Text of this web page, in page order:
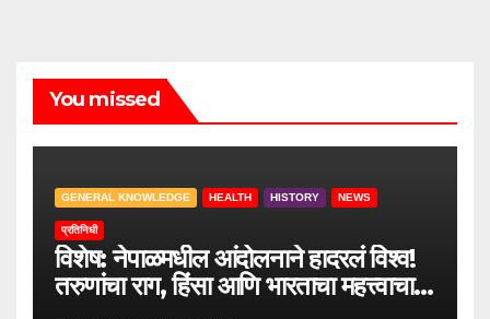
You missed
GENERAL KNOWLEDGE HEALTH HISTORY NEWS
प्रतिनिधी
विशेष: नेपाळमधील आंदोलनाने हादरलं विश्व!
तरुणांचा राग, हिंसा आणि भारताचा महत्त्वाचा